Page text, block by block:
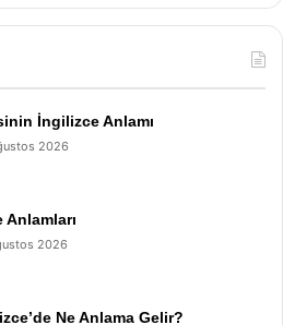
İngilizce Anlamı
2026
Anlamları
2026
Ne Anlama Gelir?